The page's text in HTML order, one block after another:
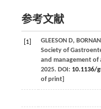
参考文献
[1] GLEESON D,
Society of
and management
2025. DOI: 10.1136/
of print]